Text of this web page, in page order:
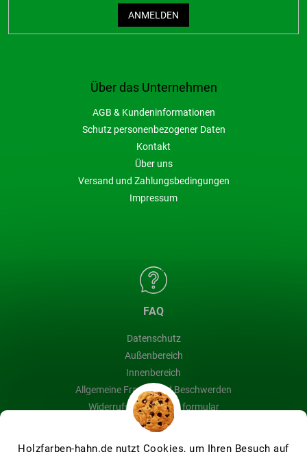
Holzfarben-hahn.de nutzt Cookies, um Ihren Besuch auf
Über das Unternehmen
AGB & Kundeninformationen
Schutz personenbezogener Daten
Kontakt
Über uns
Versand und Zahlungsbedingungen
Impressum
FAQ
Datenschutz
Außenbereich
Innenbereich
Allgemeine Fragen und Beschwerden
Widerrufsbelehrung & formular
Blog
ANMELDEN